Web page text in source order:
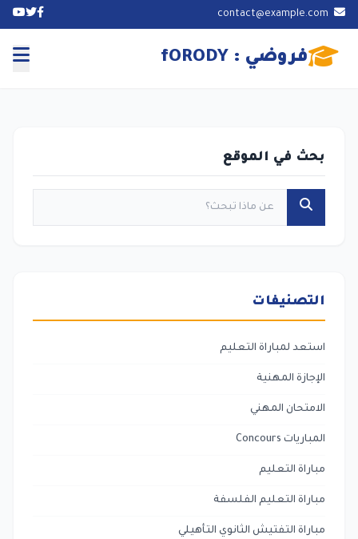
فروضي : fORODY
بحث في الموقع
التصنيفات
استعد لمباراة التعليم
الإجازة المهنية
الامتحان المهني
المباريات Concours
مباراة التعليم
مباراة التعليم الفلسفة
مباراة التفتيش الثانوي التأهيلي